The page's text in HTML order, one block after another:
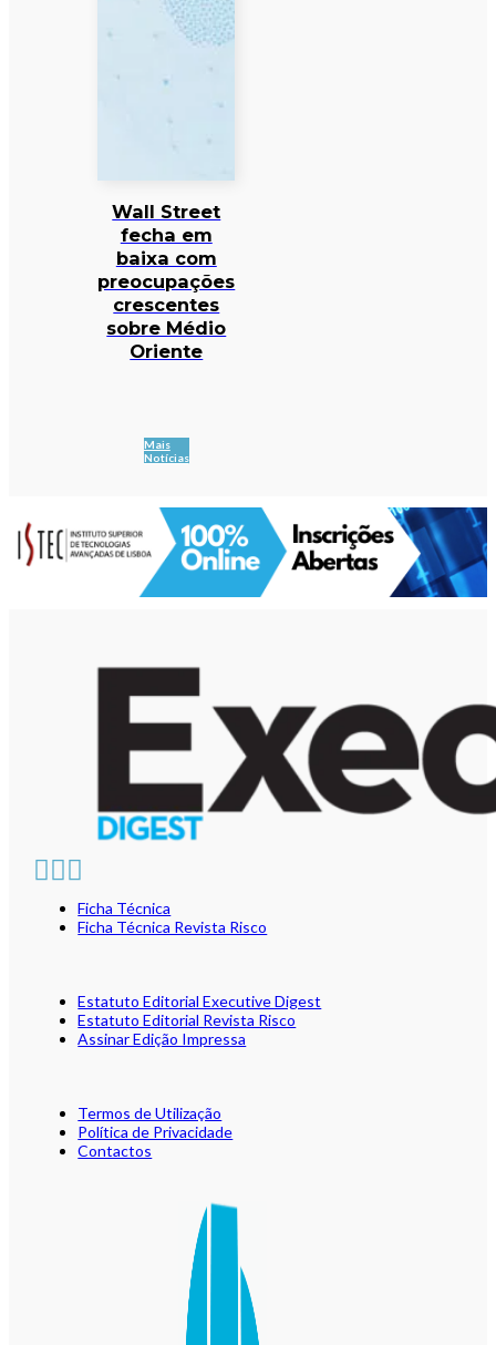
Wall Street
fecha em
baixa com
preocupações
crescentes
sobre Médio
Oriente
Mais
Notícias
Ficha Técnica
Ficha Técnica Revista Risco
Estatuto Editorial Executive Digest
Estatuto Editorial Revista Risco
Assinar Edição Impressa
Termos de Utilização
Política de Privacidade
Contactos